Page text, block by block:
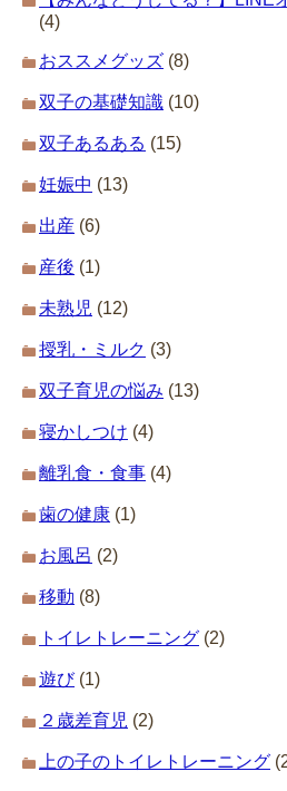
(4)
おススメグッズ (8)
双子の基礎知識 (10)
双子あるある (15)
妊娠中 (13)
出産 (6)
産後 (1)
未熟児 (12)
授乳・ミルク (3)
双子育児の悩み (13)
寝かしつけ (4)
離乳食・食事 (4)
歯の健康 (1)
お風呂 (2)
移動 (8)
トイレトレーニング (2)
遊び(1)
２歳差育児 (2)
上の子のトイレトレーニング